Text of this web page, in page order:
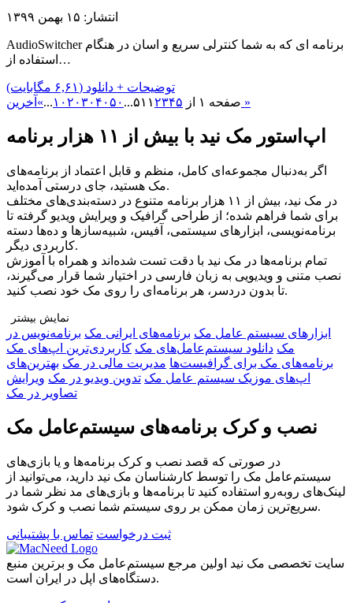
انتشار: ۱۵ بهمن ۱۳۹۹
AudioSwitcher برنامه ای که به شما کنترلی سریع و اسان در هنگام
استفاده از…
توضیحات + دانلود (۶,۶۱ مگابایت)
صفحه ۱ از ۵۱
۱۲۳۴۵ ... ۱۰۲۰۳۰۴۰۵۰ ...
» آخرین »
اپ‌استور مک نید با بیش از ۱۱ هزار برنامه
اگر به‌دنبال مجموعه‌ای کامل، منظم و قابل اعتماد از برنامه‌های
مک هستید، جای درستی آمده‌اید.
در مک نید، بیش از ۱۱ هزار برنامه متنوع در دسته‌بندی‌های مختلف
برای شما فراهم شده؛ از طراحی گرافیک و ویرایش ویدیو گرفته تا
برنامه‌نویسی، ابزارهای سیستمی، آفیس، شبیه‌سازها و ده‌ها دسته
کاربردی دیگر.
تمام برنامه‌ها در مک نید با دقت تست شده‌اند و همراه با آموزش
نصب متنی و ویدیویی به زبان فارسی در اختیار شما قرار می‌گیرند،
تا بدون دردسر، هر برنامه‌ای را روی مک خود نصب کنید.
چرا مک نید را انتخاب کنید؟
🔹 تنوع بی‌نظیر: دسترسی به هزاران برنامه در دسته‌بندی‌های
مختلف برای هر نوع نیاز
🔹 راهنمای نصب کامل: آموزش قدم‌به‌قدم متنی و ویدیویی برای هر
برنامه
🔹 پشتیبانی اختصاصی و نصب رایگان: اگر به مشکلی برخوردید، تیم
ما همراه شماست
تجربه‌ها و پرسش و پاسخ
🔹 بروزرسانی مداوم: اضافه شدن برنامه‌های جدید و محبوب
به‌صورت منظم
در سایت ثبت‌نام کنید، پلن مناسب خود را انتخاب کنید و دنیایی از
اپلیکیشن‌های مک را در اختیار داشته باشید. با مک نید، تجربه‌ی
استفاده از مک ساده‌تر، حرفه‌ای‌تر و لذت‌بخش‌تر از همیشه است.
نمایش بیشتر
ابزار‌های سیستم عامل مک برنامه‌های ایرانی مک برنامه‌نویس در
مک دانلود سیستم‌عامل‌های مک کاربردی‌ترین اپ‌های مک
برنامه‌های مک برای گرافیست‌ها مدیریت مالی در مک بهترین‌های
اپ‌های موزیک سیستم عامل مک تدوین ویدیو در مک ویرایش
تصاویر در مک
نصب و کرک برنامه‌های سیستم‌عامل مک
در صورتی که قصد نصب و کرک برنامه‌ها و یا بازی‌های
سیستم‌عامل مک را توسط کارشناسان مک نید دارید، می‌توانید از
لینک‌های رو‌به‌رو استفاده کنید تا برنامه‌ها و بازی‌های مد نظر شما در
سریع‌ترین زمان ممکن بر روی سیستم شما نصب و کرک شود.
ثبت درخواست تماس با پشتیبانی
سایت تخصصی مک نید اولین مرجع سیستم‌عامل مک و برترین منبع
دستگاه‌های اپل در ایران است.